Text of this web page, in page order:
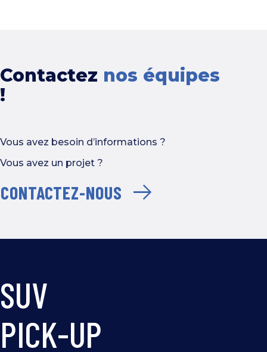
Contactez nos équipes
!
Vous avez besoin d’informations ?
Vous avez un projet ?
CONTACTEZ-NOUS
SUV
PICK-UP